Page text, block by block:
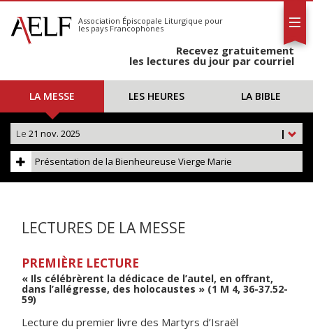
S'abonner
Calendrier
Association Épiscopale Liturgique pour
les pays Francophones
Recevez gratuitement
les lectures du jour par courriel
LA MESSE LES HEURES LA BIBLE
|
Le 21 nov. 2025
Présentation de la Bienheureuse Vierge Marie
LECTURES DE LA MESSE
PREMIÈRE LECTURE
« Ils célébrèrent la dédicace de l’autel, en offrant,
dans l’allégresse, des holocaustes » (1 M 4, 36-37.52-
59)
Lecture du premier livre des Martyrs d’Israël